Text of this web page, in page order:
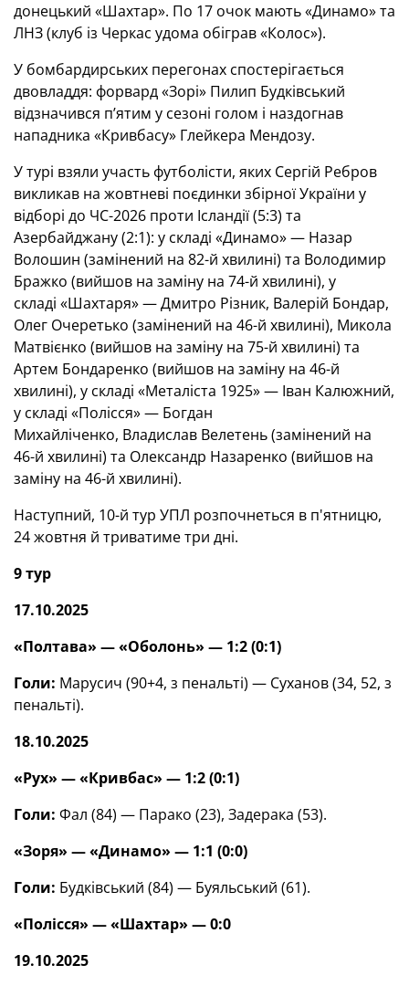
донецький «Шахтар». По 17 очок мають «Динамо» та
ЛНЗ (клуб із Черкас удома обіграв «Колос»).
У бомбардирських перегонах спостерігається
двовладдя: форвард «Зорі» Пилип Будківський
відзначився п’ятим у сезоні голом і наздогнав
нападника «Кривбасу» Глейкера Мендозу.
У турі взяли участь футболісти, яких Сергій Ребров
викликав на жовтневі поєдинки збірної України у
відборі до ЧС-2026 проти Ісландії (5:3) та
Азербайджану (2:1): у складі «Динамо» — Назар
Волошин (замінений на 82-й хвилині) та Володимир
Бражко (вийшов на заміну на 74-й хвилині), у
складі «Шахтаря» — Дмитро Різник, Валерій Бондар,
Олег Очеретько (замінений на 46-й хвилині), Микола
Матвієнко (вийшов на заміну на 75-й хвилині) та
Артем Бондаренко (вийшов на заміну на 46-й
хвилині), у складі «Металіста 1925» — Іван Калюжний,
у складі «Полісся» — Богдан
Михайліченко, Владислав Велетень (замінений на
46-й хвилині) та Олександр Назаренко (вийшов на
заміну на 46-й хвилині).
Наступний, 10-й тур УПЛ розпочнеться в п'ятницю,
24 жовтня й триватиме три дні.
9 тур
17.10.2025
«Полтава» — «Оболонь» — 1:2 (0:1)
Голи: Марусич (90+4, з пенальті) — Суханов (34, 52, з
пенальті).
18.10.2025
«Рух» — «Кривбас» — 1:2 (0:1)
Голи: Фал (84) — Парако (23), Задерака (53).
«Зоря» — «Динамо» — 1:1 (0:0)
Голи: Будківський (84) — Буяльський (61).
«Полісся» — «Шахтар» — 0:0
19.10.2025